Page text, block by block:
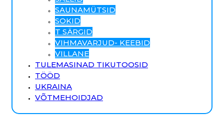
SAUNAMÜTSID
SOKID
T SÄRGID
VIHMAVARJUD- KEEBID
VILLANE
TULEMASINAD TIKUTOOSID
TÖÖD
UKRAINA
VÕTMEHOIDJAD